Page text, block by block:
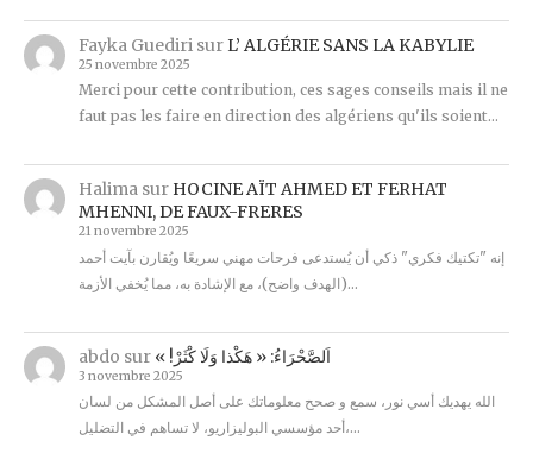
Fayka Guedirisur L’ ALGÉRIE SANS LA KABYLIE
25 novembre 2025
Merci pour cette contribution, ces sages conseils mais il ne
faut pas les faire en direction des algériens qu'ils soient…
Halimasur HOCINE AÏT AHMED ET FERHAT
MHENNI, DE FAUX-FRERES
21 novembre 2025
إنه "تكتيك فكري" ذكي أن يُستدعى فرحات مهني سريعًا ويُقارن بآيت أحمد
(الهدف واضح)، مع الإشادة به، مما يُخفي الأزمة…
abdo sur « !اَلصَّحْرَاءُ: « هَكْذا وَلَا كْثَرْ
3 novembre 2025
الله يهديك أسي نور، سمع و صحح معلوماتك على أصل المشكل من لسان
أحد مؤسسي البوليزاريو، لا تساهم في التضليل،…